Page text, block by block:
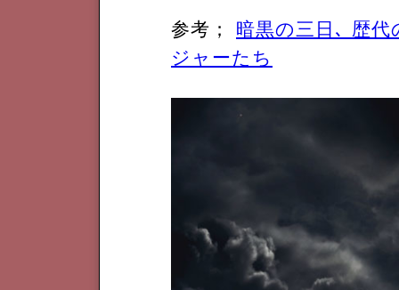
参考； 暗黒の三日､ 歴
ジャーたち